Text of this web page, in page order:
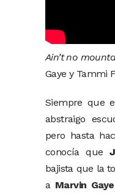
Ain’t no
Gaye y Tammi
Siempre que
abstraigo
pero hasta
conocía que
bajista que la
a Marvin Gaye